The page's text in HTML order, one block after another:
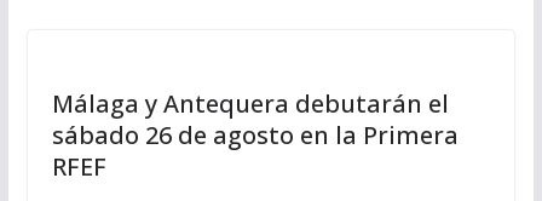
Málaga y Antequera debutarán el
sábado 26 de agosto en la Primera
RFEF